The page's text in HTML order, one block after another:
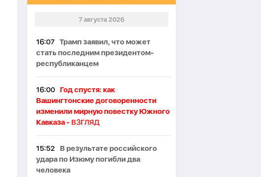
7 августа 2026
16:07 Трамп заявил, что может
стать последним президентом-
республиканцем
16:00
Год спустя: как
Вашингтонские договоренности
изменили мирную повестку Южного
Кавказа - ВЗГЛЯД
15:52
В результате российского
удара по Изюму погибли два
человека